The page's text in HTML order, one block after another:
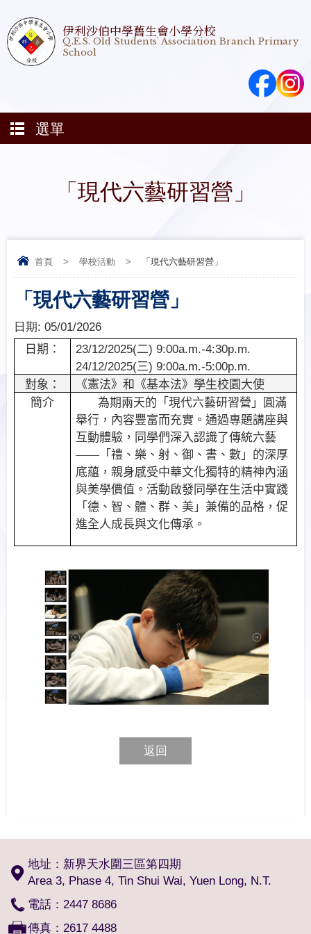
伊利沙伯中學舊生會小學分校
Q.E.S. Old Students' Association Branch Primary
School
選單
「現代六藝研習營」
首頁 > 學校活動 > 「現代六藝研習營」
「現代六藝研習營」
日期: 05/01/2026
日期：
23/12/2025(二) 9:00a.m.-4:30p.m.
24/12/2025(三) 9:00a.m.-5:00p.m.
對象：
《憲法》和《基本法》學生校園大使
簡介
為期兩天的「現代六藝研習營」圓滿
舉行，內容豐富而充實。通過專題講座與
互動體驗，同學們深入認識了傳統六藝
——「禮、樂、射、御、書、數」的深厚
底蘊，親身感受中華文化獨特的精神內涵
與美學價值。活動啟發同學在生活中實踐
「德、智、體、群、美」兼備的品格，促
進全人成長與文化傳承。
返回
地址：新界天水圍三區第四期
Area 3, Phase 4, Tin Shui Wai, Yuen Long, N.T.
電話：2447 8686
傳真：2617 4488